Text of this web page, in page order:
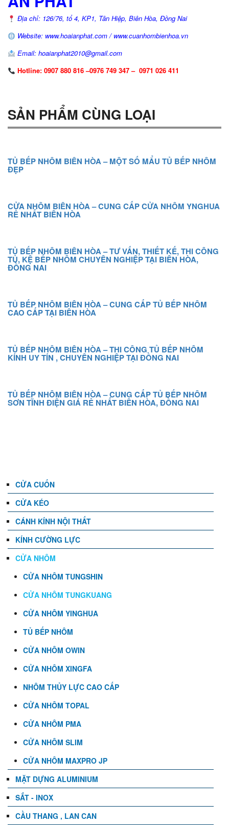
Địa chỉ: 126/76, tổ 4, KP1, Tân Hiệp, Biên Hòa, Đồng Nai
Website: www.hoaianphat.com / www.cuanhombienhoa.vn
Email: hoaianphat2010@gmail.com
Hotline: 0907 880 816 –0976 749 347 – 0971 026 411
SẢN PHẨM CÙNG LOẠI
TỦ BẾP NHÔM BIÊN HÒA – MỘT SỐ MẨU TỦ BẾP NHÔM
ĐẸP
CỬA NHÔM BIÊN HÒA – CUNG CẤP CỬA NHÔM YNGHUA
RẺ NHẤT BIÊN HÒA
TỦ BẾP NHÔM BIÊN HÒA – TƯ VẤN, THIẾT KẾ, THI CÔNG
TỦ, KỆ BẾP NHÔM CHUYÊN NGHIỆP TẠI BIÊN HÒA,
ĐỒNG NAI
TỦ BẾP NHÔM BIÊN HÒA – CUNG CẤP TỦ BẾP NHÔM
CAO CẤP TẠI BIÊN HÒA
TỦ BẾP NHÔM BIÊN HÒA – THI CÔNG TỦ BẾP NHÔM
KÍNH UY TÍN , CHUYÊN NGHIỆP TẠI ĐỒNG NAI
TỦ BẾP NHÔM BIÊN HÒA – CUNG CẤP TỦ BẾP NHÔM
SƠN TĨNH ĐIỆN GIÁ RẺ NHẤT BIÊN HÒA, ĐỒNG NAI
CỬA CUỐN
CỬA KÉO
CÁNH KÍNH NỘI THẤT
KÍNH CƯỜNG LỰC
CỬA NHÔM
CỬA NHÔM TUNGSHIN
CỬA NHÔM TUNGKUANG
CỬA NHÔM YINGHUA
TỦ BẾP NHÔM
CỬA NHÔM OWIN
CỬA NHÔM XINGFA
NHÔM THỦY LỰC CAO CẤP
CỬA NHÔM TOPAL
CỬA NHÔM PMA
CỬA NHÔM SLIM
CỬA NHÔM MAXPRO JP
MẶT DỰNG ALUMINIUM
SẮT - INOX
CẦU THANG , LAN CAN